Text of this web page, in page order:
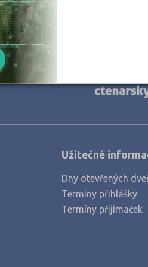
Plzeň-město (3)
Praha hlavní město (7)
Praha-východ (1)
Prachatice (1)
Užitečné
Dny otevřených
Termíny přihlášky
Termíny přijímaček